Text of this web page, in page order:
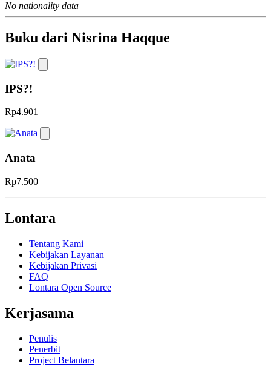
No nationality data
Buku dari Nisrina Haqque
IPS?!
Rp4.901
Anata
Rp7.500
Lontara
Tentang Kami
Kebijakan Layanan
Kebijakan Privasi
FAQ
Lontara Open Source
Kerjasama
Penulis
Penerbit
Project Belantara